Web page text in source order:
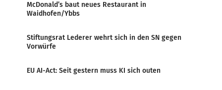
McDonald’s baut neues Restaurant in
Waidhofen/Ybbs
Stiftungsrat Lederer wehrt sich in den SN gegen
Vorwürfe
EU AI-Act: Seit gestern muss KI sich outen